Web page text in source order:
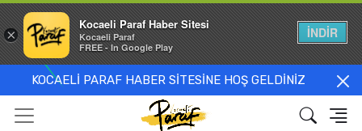
KOCAELİ PARAF HABER SİTESİNE HOŞ GELDİNİZ
×
Kocaeli Paraf Haber Sitesi
Kocaeli Paraf
FREE - In Google Play
İNDİR